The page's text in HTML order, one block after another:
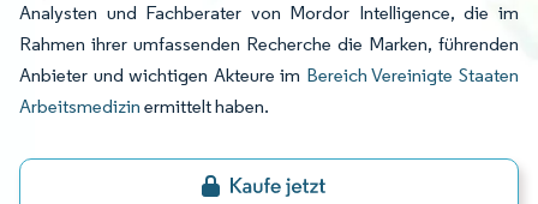
Analysten und Fachberater von Mordor Intelligence, die im
Rahmen ihrer umfassenden Recherche die Marken, führenden
Anbieter und wichtigen Akteure im Bereich Vereinigte Staaten
Arbeitsmedizin ermittelt haben.